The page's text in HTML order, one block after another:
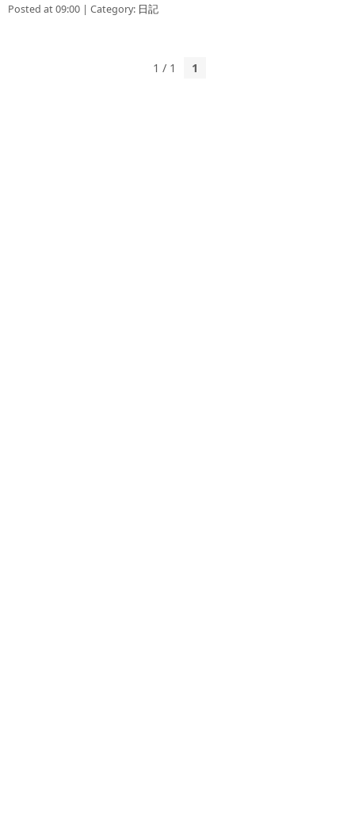
Posted at 09:00 | Category: 日記
1 / 1 1